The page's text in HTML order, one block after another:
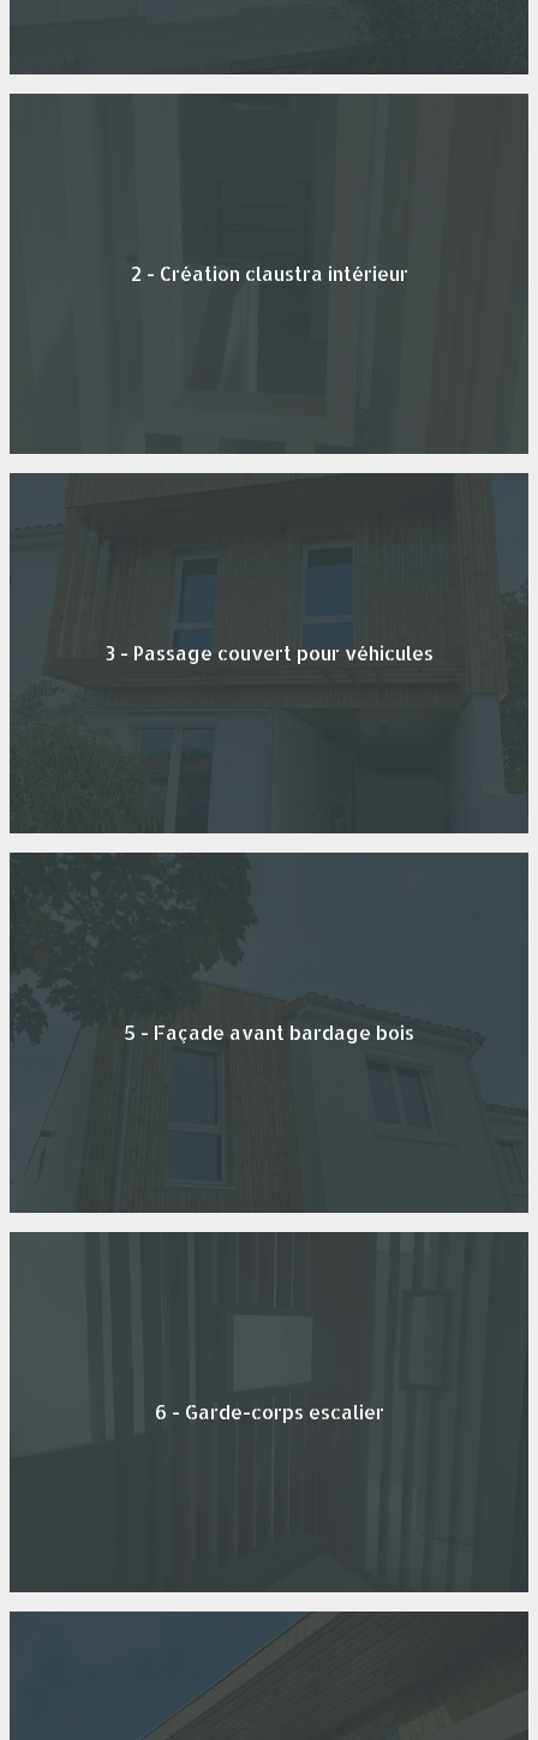
2 - Création claustra intérieur
3 - Passage couvert pour véhicules
5 - Façade avant bardage bois
6 - Garde-corps escalier